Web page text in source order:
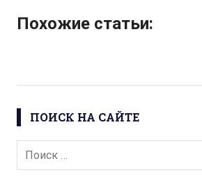
Похожие статьи:
ПОИСК НА САЙТЕ